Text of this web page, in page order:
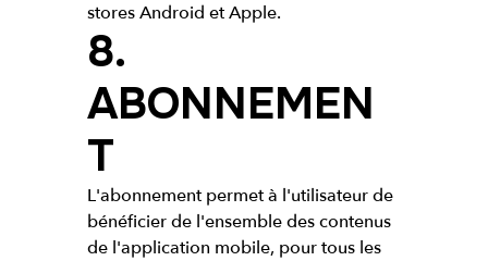
stores Android et Apple.
8.
ABONNEMEN
T
L'abonnement permet à l'utilisateur de
bénéficier de l'ensemble des contenus
de l'application mobile, pour tous les